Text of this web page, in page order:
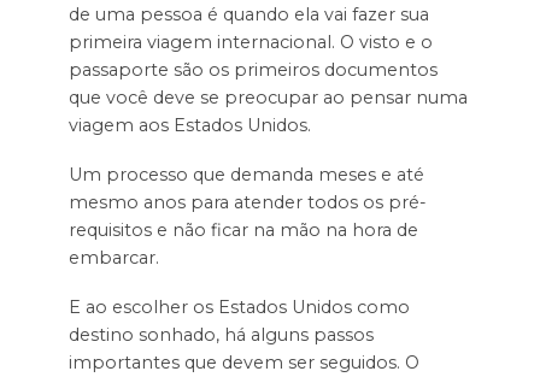
de uma pessoa é quando ela vai fazer sua
primeira viagem internacional. O visto e o
passaporte são os primeiros documentos
que você deve se preocupar ao pensar numa
viagem aos Estados Unidos.
Um processo que demanda meses e até
mesmo anos para atender todos os pré-
requisitos e não ficar na mão na hora de
embarcar.
E ao escolher os Estados Unidos como
destino sonhado, há alguns passos
importantes que devem ser seguidos. O